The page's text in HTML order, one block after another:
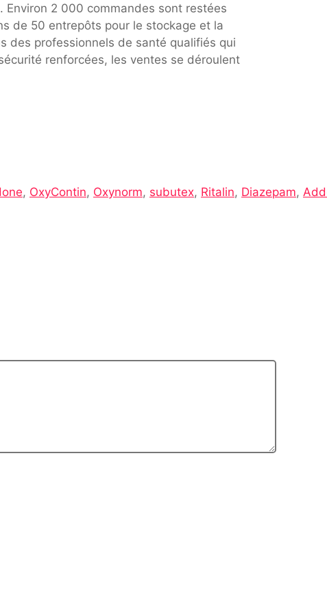
2 000 commandes sont restées
de 50 entrepôts pour le stockage et la
des professionnels de santé qualifiés qui
renforcées, les ventes se déroulent
, OxyContin, Oxynorm, subutex, Ritalin, Diazepam,